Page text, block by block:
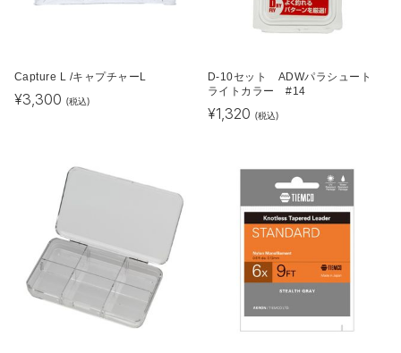
Capture L /キャプチャーL
¥3,300 (税込)
D-10セット ADWパラシュート
ライトカラー #14
¥1,320 (税込)